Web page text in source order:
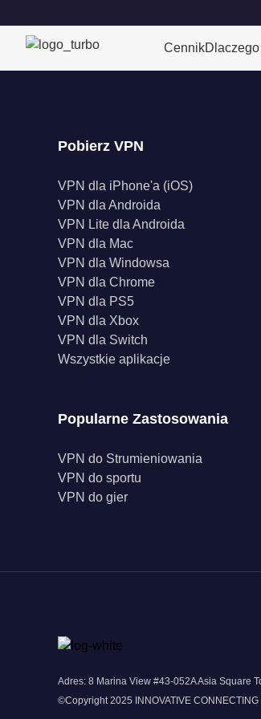
Cennik
Pobierz VPN
VPN dla iPhone'a (iOS)
VPN dla Androida
VPN Lite dla Androida
VPN dla Mac
VPN dla Windowsa
VPN dla Chrome
VPN dla PS5
VPN dla Xbox
VPN dla Switch
Wszystkie aplikacje
Popularne Zastosowania
VPN do Strumieniowania
VPN do sportu
VPN do gier
Adres: 8 Marina View #43-052A Asia Square
©Copyright 2025 INNOVATIVE CONNECTING